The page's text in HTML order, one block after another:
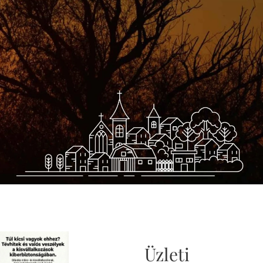
Üzleti